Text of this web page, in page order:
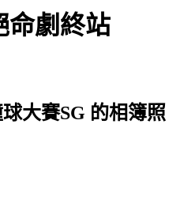
命劇終站
大賽SG 的相簿照